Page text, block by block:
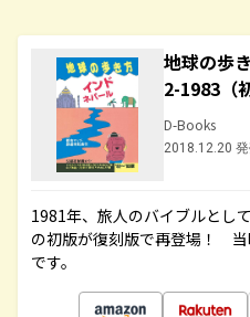
地球の歩
2-1983（
D-Books
2018.12.20
1981年、旅人のバイブルとし
の初版が復刻版で再登場！
です。